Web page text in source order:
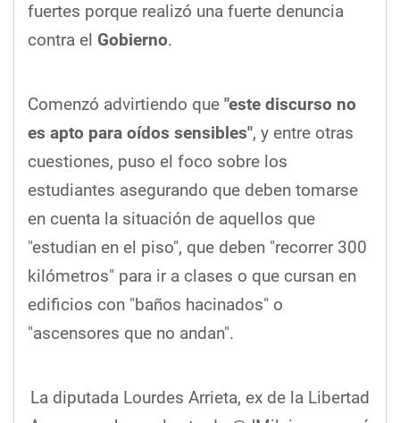
fuertes porque realizó una fuerte denuncia
contra el Gobierno.
Comenzó advirtiendo que "este discurso no
es apto para oídos sensibles", y entre otras
cuestiones, puso el foco sobre los
estudiantes asegurando que deben tomarse
en cuenta la situación de aquellos que
"estudian en el piso", que deben "recorrer 300
kilómetros" para ir a clases o que cursan en
edificios con "baños hacinados" o
"ascensores que no andan".
La diputada Lourdes Arrieta, ex de la Libertad